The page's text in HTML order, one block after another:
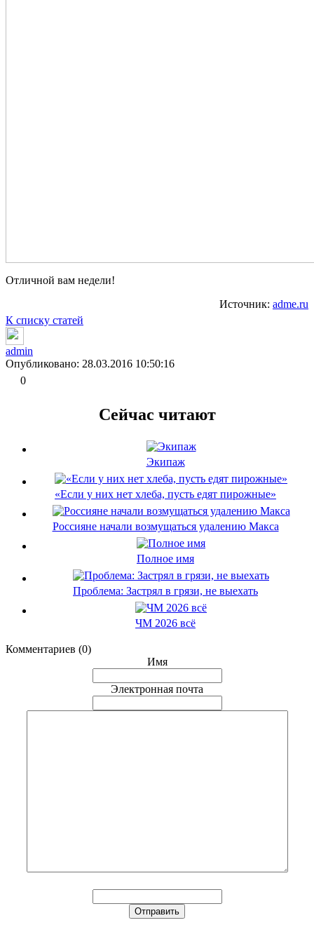
Отличной вам недели!
Источник: adme.ru
К списку статей
admin
Опубликовано: 28.03.2016 10:50:16
0
Сейчас читают
Экипаж
«Если у них нет хлеба, пусть едят пирожные»
Россияне начали возмущаться удалению Макса
Полное имя
Проблема: Застрял в грязи, не выехать
ЧМ 2026 всё
Комментариев (0)
Имя
Электронная почта